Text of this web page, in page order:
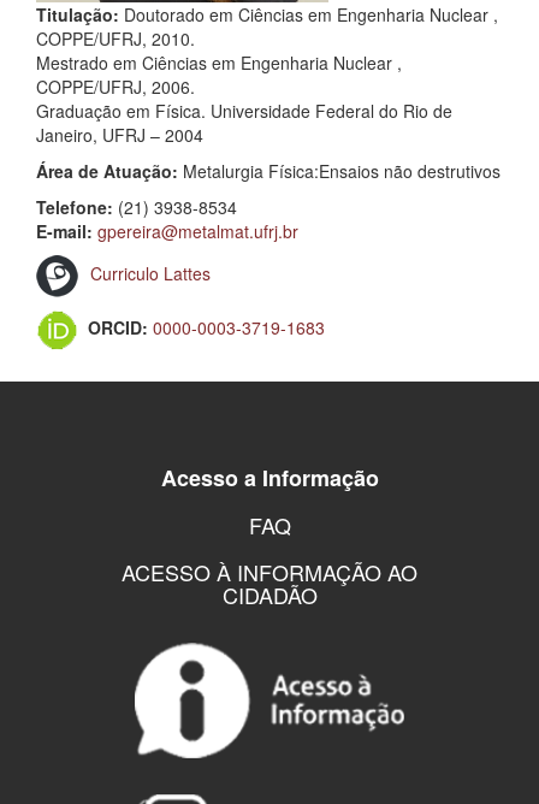
Titulação: Doutorado em Ciências em Engenharia Nuclear ,
COPPE/UFRJ, 2010.
Mestrado em Ciências em Engenharia Nuclear ,
COPPE/UFRJ, 2006.
Graduação em Física. Universidade Federal do Rio de
Janeiro, UFRJ – 2004
Área de Atuação: Metalurgia Física:Ensaios não destrutivos
Telefone: (21) 3938-8534
E-mail: gpereira@metalmat.ufrj.br
Curriculo Lattes
ORCID: 0000-0003-3719-1683
Acesso a Informação
FAQ
ACESSO À INFORMAÇÃO AO
CIDADÃO